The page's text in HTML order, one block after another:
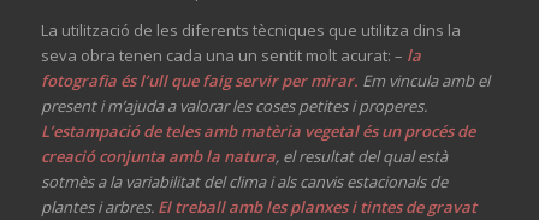
La utilització de les diferents tècniques que utilitza dins la
seva obra tenen cada una un sentit molt acurat: – la
fotografia és l’ull que faig servir per mirar. Em vincula amb el
present i m’ajuda a valorar les coses petites i properes.
L’estampació de teles amb matèria vegetal és un procés de
creació conjunta amb la natura, el resultat del qual està
sotmès a la variabilitat del clima i als canvis estacionals de
plantes i arbres. El treball amb les planxes i tintes de gravat